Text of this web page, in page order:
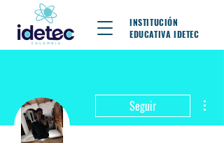
INSTITUCIÓN
EDUCATIVA IDETEC
Seguir